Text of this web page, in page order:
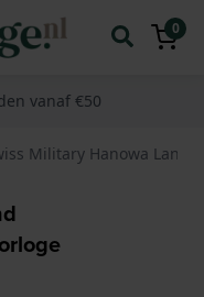
0
vanaf €50
Military Hanowa Land